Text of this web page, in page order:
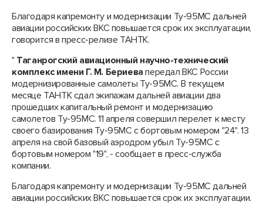
Благодаря капремонту и модернизации Ту-95МС дальней
авиации российских ВКС повышается срок их эксплуатации,
говорится в пресс-релизе ТАНТК.
" Таганрогский авиационный научно-технический
комплекс имени Г. М. Бериева передал ВКС России
модернизированные самолеты Ту-95МС. В текущем
месяце ТАНТК сдал экипажам дальней авиации два
прошедших капитальный ремонт и модернизацию
самолетов Ту-95МС. 11 апреля совершил перелет к месту
своего базирования Ту-95МС с бортовым номером "24". 13
апреля на свой базовый аэродром убыл Ту-95МС с
бортовым номером "19", - сообщает в пресс-служба
компании.
Благодаря капремонту и модернизации Ту-95МС дальней
авиации российских ВКС повышается срок их эксплуатации.